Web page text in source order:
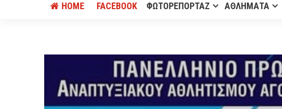
HOME FACEBOOK ΦΩΤΟΡΕΠΟΡΤΑΖ ΑΘΛΗΜΑΤΑ